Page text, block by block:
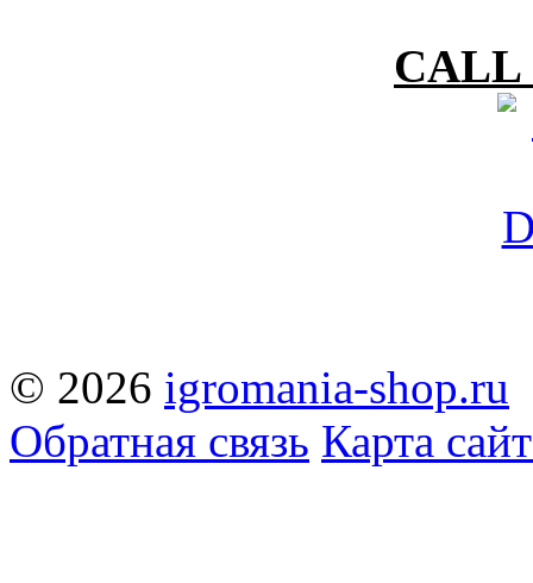
CALL
© 2026 igromania-shop.ru
Обратная связь Карта